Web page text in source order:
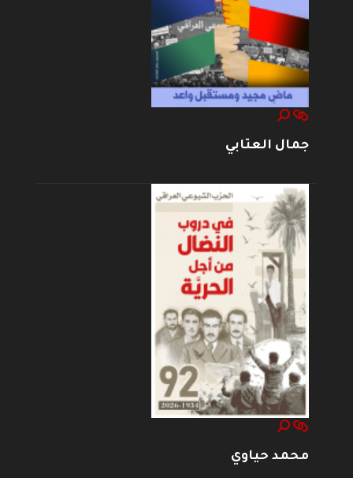
جمال العتابي
محمد حياوي